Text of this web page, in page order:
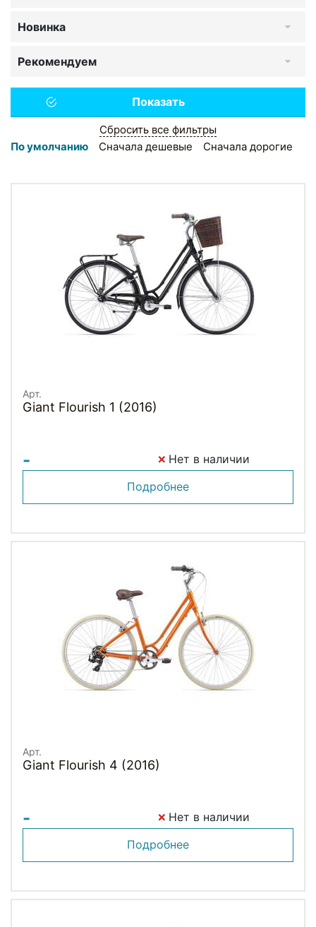
Новинка
Рекомендуем
Сбросить все фильтры
По умолчанию
Сначала дешевые Сначала дорогие
Арт.
Giant Flourish 1 (2016)
-
Нет в наличии
Подробнее
Арт.
Giant Flourish 4 (2016)
-
Нет в наличии
Подробнее